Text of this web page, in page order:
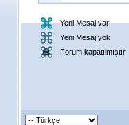
Yeni Mesaj var
Yeni Mesaj yok
Forum kapatılmıştır